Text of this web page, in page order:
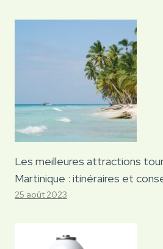
Les meilleures attractions
Martinique : itinéraires et
25 août 2023